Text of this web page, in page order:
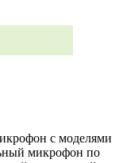
с моделями
микрофон по